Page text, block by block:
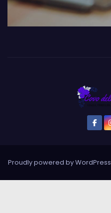
Proudly powered by WordPress